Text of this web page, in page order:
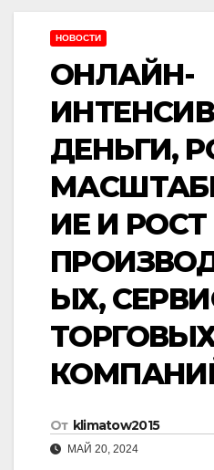
НОВОСТИ
ОНЛАЙН-
ДЕНЬГИ,
ИЕ И РОСТ
ЫХ,
От klimatow2015
МАЙ 20, 2024